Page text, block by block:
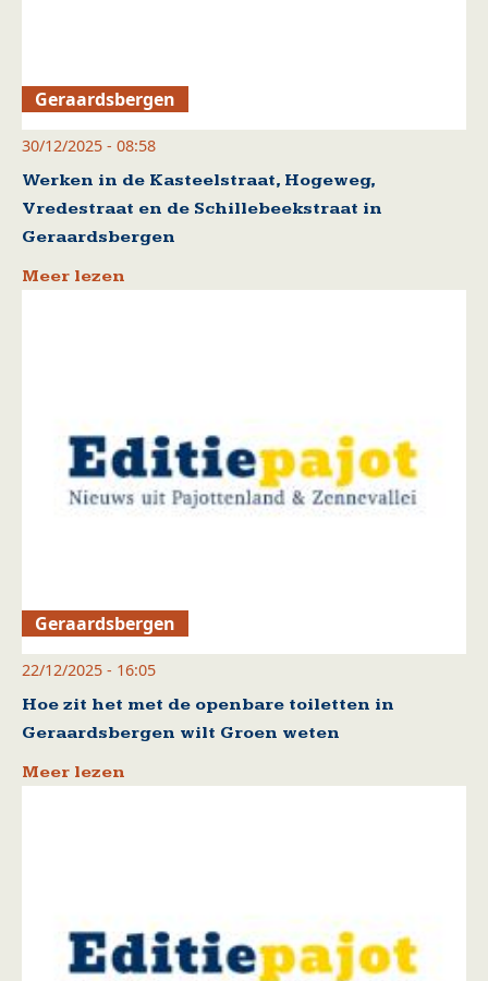
Geraardsbergen
30/12/2025 - 08:58
Werken in de Kasteelstraat, Hogeweg,
Vredestraat en de Schillebeekstraat in
Geraardsbergen
Meer lezen
Geraardsbergen
22/12/2025 - 16:05
Hoe zit het met de openbare toiletten in
Geraardsbergen wilt Groen weten
Meer lezen